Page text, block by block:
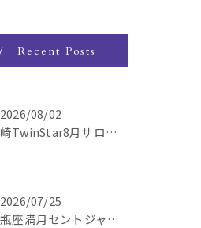
Recent Posts
2026/08/02
高崎TwinStar8月サロンお知らせ
2026/07/25
水瓶座満月セントジャーメインGSVF遠隔お知らせ